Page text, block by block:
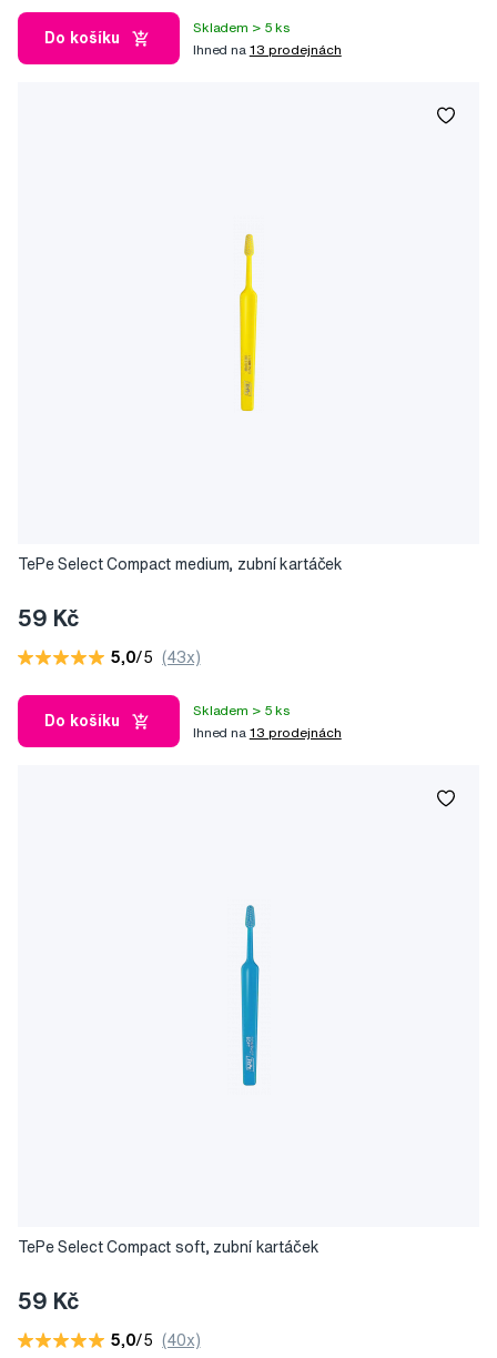
Do košíku
Skladem > 5 ks
Ihned na 13 prodejnách
TePe Select Compact medium, zubní kartáček
59 Kč
5,0/5 (43x)
Do košíku
Skladem > 5 ks
Ihned na 13 prodejnách
TePe Select Compact soft, zubní kartáček
59 Kč
5,0/5 (40x)